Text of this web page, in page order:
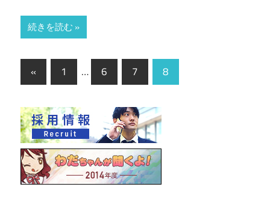
続きを読む
« 1 … 6 7 8